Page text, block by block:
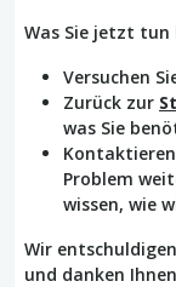
Was Sie jetzt tun
Versuchen
Zurück zur
was Sie
Problem
wissen, wie
Wir
und danken